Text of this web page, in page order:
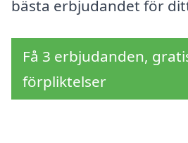
bästa erbjudandet för
Få 3 erbjudanden,
förpliktelser